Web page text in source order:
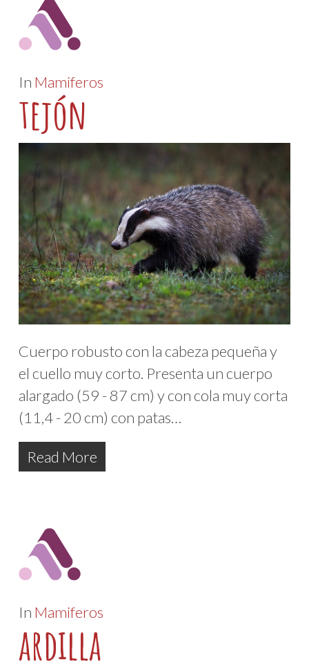
In Mamiferos
tejón
Cuerpo robusto con la cabeza pequeña y
el cuello muy corto. Presenta un cuerpo
alargado (59 - 87 cm) y con cola muy corta
(11,4 - 20 cm) con patas…
Read More
In Mamiferos
ardilla